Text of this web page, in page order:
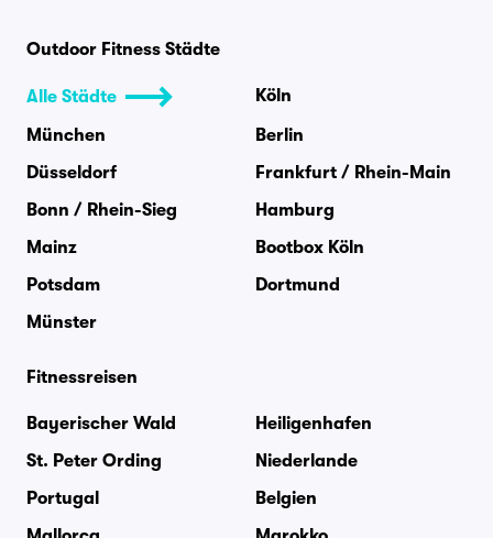
Outdoor Fitness Städte
Alle Städte
Köln
München
Berlin
Düsseldorf
Frankfurt / Rhein-Main
Bonn / Rhein-Sieg
Hamburg
Mainz
Bootbox Köln
Potsdam
Dortmund
Münster
Fitnessreisen
Bayerischer Wald
Heiligenhafen
St. Peter Ording
Niederlande
Portugal
Belgien